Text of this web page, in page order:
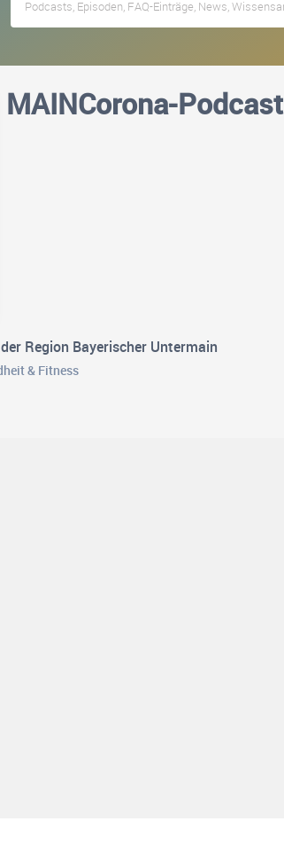
MAINCorona-Podcast
Region Bayerischer Untermain
& Fitness